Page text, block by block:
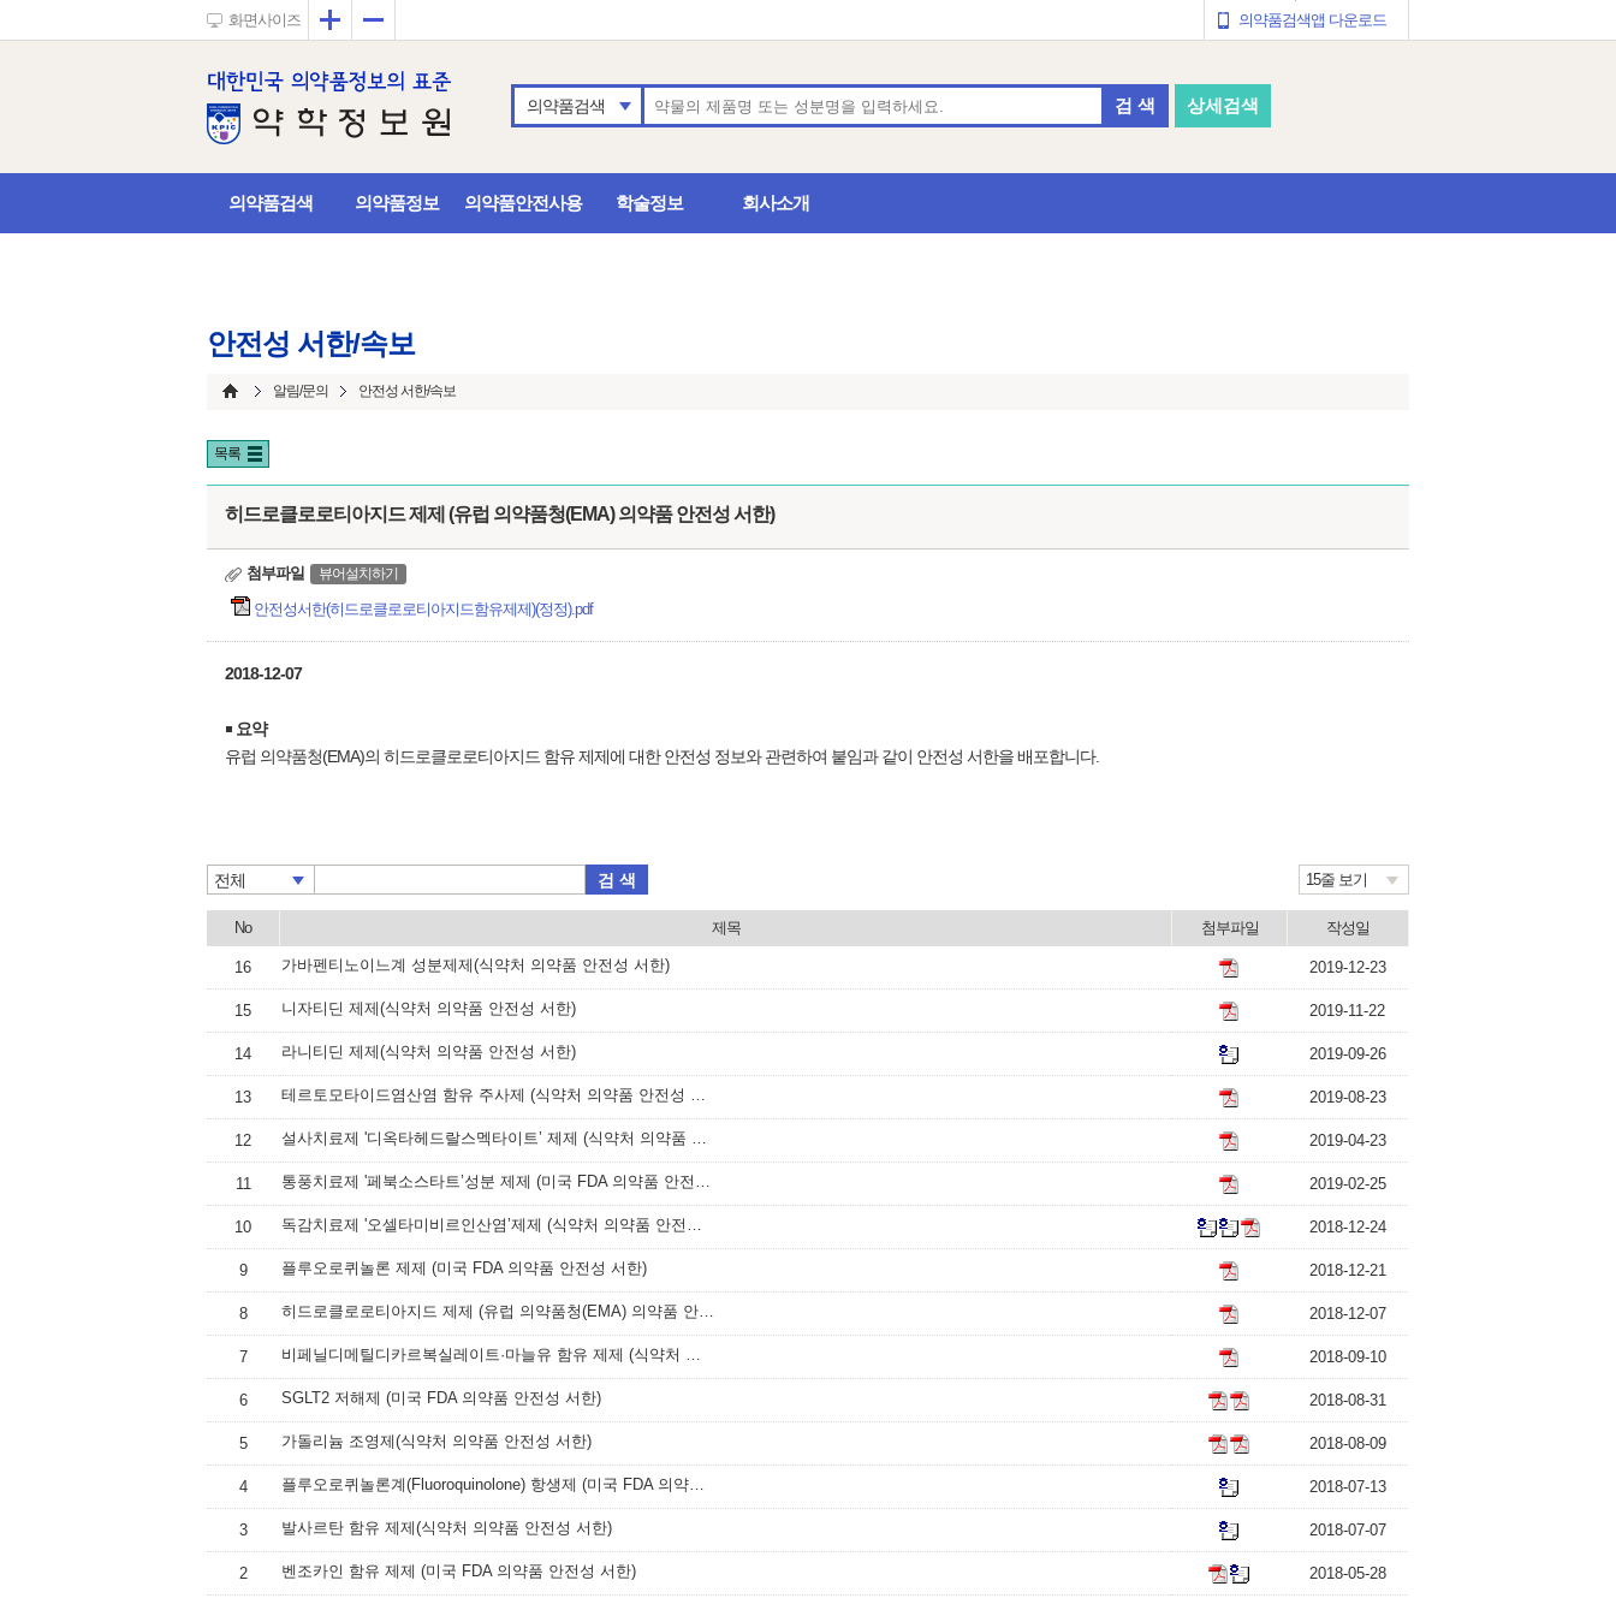
화면사이즈 확대 의약품검색앱 다운로드
의약품검색 검 색 상세검색
의약품검색 의약품정보 의약품안전사용 학술정보 회사소개
안전성 서한/속보
알림/문의 안전성 서한/속보
목록
히드로클로로티아지드 제제 (유럽 의약품청(EMA) 의약품 안전성 서한)
첨부파일 뷰어설치하기
안전성서한(히드로클로로티아지드함유제제)(정정).pdf
2018-12-07
￭ 요약
유럽 의약품청(EMA)의 히드로클로로티아지드 함유 제제에 대한 안전성 정보와 관련하여 붙임과 같이 안전성 서한을 배포합니다.
전체 검 색 15줄 보기
No 제목 첨부파일 작성일
16 가바펜티노이느계 성분제제(식약처 의약품 안전성 서한) 2019-12-23
15 니자티딘 제제(식약처 의약품 안전성 서한) 2019-11-22
14 라니티딘 제제(식약처 의약품 안전성 서한) 2019-09-26
13 테르토모타이드염산염 함유 주사제 (식약처 의약품 안전성 서한) 2019-08-23
12 설사치료제 '디옥타헤드랄스멕타이트’ 제제 (식약처 의약품 안전성 서한) 2019-04-23
11 통풍치료제 '페북소스타트’성분 제제 (미국 FDA 의약품 안전성 서한) 2019-02-25
10 독감치료제 '오셀타미비르인산염’제제 (식약처 의약품 안전성 서한) 2018-12-24
9 플루오로퀴놀론 제제 (미국 FDA 의약품 안전성 서한) 2018-12-21
8 히드로클로로티아지드 제제 (유럽 의약품청(EMA) 의약품 안전성 서한) 2018-12-07
7 비페닐디메틸디카르복실레이트·마늘유 함유 제제 (식약처 의약품 안전성 서한) 2018-09-10
6 SGLT2 저해제 (미국 FDA 의약품 안전성 서한) 2018-08-31
5 가돌리늄 조영제(식약처 의약품 안전성 서한) 2018-08-09
4 플루오로퀴놀론계(Fluoroquinolone) 항생제 (미국 FDA 의약품 안전성 서한) 2018-07-13
3 발사르탄 함유 제제(식약처 의약품 안전성 서한) 2018-07-07
2 벤조카인 함유 제제 (미국 FDA 의약품 안전성 서한) 2018-05-28